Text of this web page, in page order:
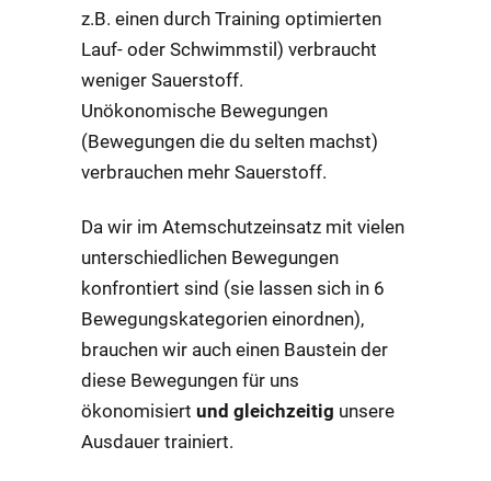
z.B. einen durch Training optimierten
Lauf- oder Schwimmstil) verbraucht
weniger Sauerstoff.
Unökonomische Bewegungen
(Bewegungen die du selten machst)
verbrauchen mehr Sauerstoff.
Da wir im Atemschutzeinsatz mit vielen
unterschiedlichen Bewegungen
konfrontiert sind (sie lassen sich in 6
Bewegungskategorien einordnen),
brauchen wir auch einen Baustein der
diese Bewegungen für uns
ökonomisiert und gleichzeitig unsere
Ausdauer trainiert.